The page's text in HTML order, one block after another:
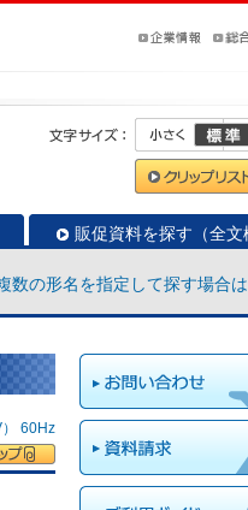
販促資料を探す（全文
数の形名を指定して探す場合
60Hz